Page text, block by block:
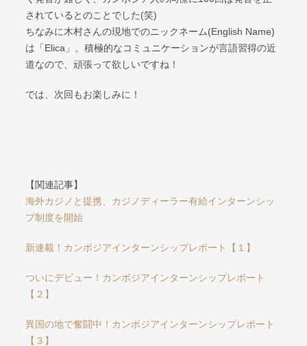
されているとのことでした(笑)
ちなみに木村さんの現地でのニックネーム(English Name)
は「Elica」。積極的なコミュニケーションが言語習得の近
道なので、頑張って欲しいですね！
では、次回もお楽しみに！
【関連記事】
海外カジノと提携、カジノディーラー有給インターンシッ
プ制度を開始
新連載！カンボジアインターンシップレポート【１】
ついにデビュー！カンボジアインターンシップレポート
【２】
異国の地で奮闘中！カンボジアインターンシップレポート
【３】